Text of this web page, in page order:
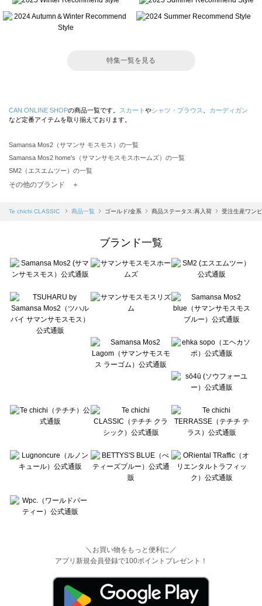
特集一覧を見る
CAN ONLINE SHOPの商品一覧です。 スカート やシャツ・ブラウス
カーディガン
など定番アイテムを取り揃えております。
Samansa Mos2（サマンサ モスモス）の一覧
Samansa Mos2 home's（サマンサモスモスホームズ）の一覧
SM2（エスエムツー）の一覧
TSUHARU by Samansa Mos2（ツハルバイサマンサモスモス）の一覧
Samansa Mos2 blue（サマンサモスモス ブルー）の一覧
Te chichi（テチチ）の一覧
Te chichi CLASSIC（テチチ クラシック）の一覧
Lugnoncure（ルノンキュール）の一覧
BETTY'S BLUE（べティーズブルー）の一覧
Wpc.（ワールドパーティー）の一覧
その他のブランド ＋
Te chichi CLASSIC 商品一覧 ゴールド/金系 商品ステータス:再入荷 受注生産ワン
ブランド一覧
＼お買い物をもっと便利に／
アプリ新規会員登録で100ポイントプレゼント！